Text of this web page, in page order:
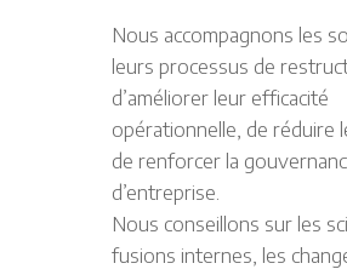
Nous accompagnons les
leurs processus de
d’améliorer leur efficacité
opérationnelle, de réduire
de renforcer la
d’entreprise.
Nous conseillons sur les
fusions internes, les